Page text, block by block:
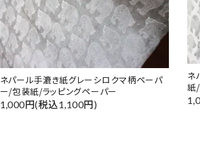
ネパール手漉き紙グレーシロクマ柄ペーパ
ー/包装紙/ラッピングペーパー
1,000円(税込1,100円)
ネ
紙/